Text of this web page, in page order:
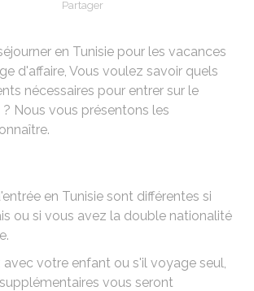
Partager
en Tunisie pour les vacances
d'affaire, Vous voulez savoir quels
nécessaires pour entrer sur le
Nous vous présentons les
en Tunisie sont différentes si
ou si vous avez la double nationalité
votre enfant ou s'il voyage seul,
vous seront